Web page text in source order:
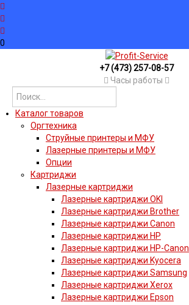
0
+7 (473) 257-08-57
Часы работы
Каталог товаров
Оргтехника
Струйные принтеры и МФУ
Лазерные принтеры и МФУ
Опции
Картриджи
Лазерные картриджи
Лазерные картриджи OKI
Лазерные картриджи Brother
Лазерные картриджи Canon
Лазерные картриджи HP
Лазерные картриджи HP-Canon
Лазерные картриджи Kyocera
Лазерные картриджи Samsung
Лазерные картриджи Xerox
Лазерные картриджи Epson